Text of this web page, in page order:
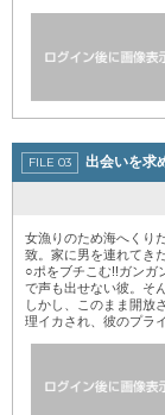
出会いを求
女漁りのため海へくり
致。家に男を連れてき
○ポをブチこむ!!ガンガ
で声も出せない彼。そ
しかし、このまま開放
理イカされ、彼のプラ